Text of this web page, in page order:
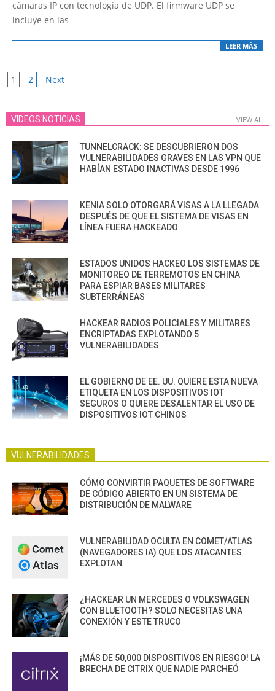
cámaras IP con tecnología de UDP. El firmware UDP se
incluye en las
LEER MÁS
POSTS
1 2 Next
VIDEOS NOTICIAS VIEW ALL
TUNNELCRACK: SE DESCUBRIERON DOS
VULNERABILIDADES GRAVES EN LAS VPN QUE
HABÍAN ESTADO INACTIVAS DESDE 1996
KENIA SOLO OTORGARÁ VISAS A LA LLEGADA
DESPUÉS DE QUE EL SISTEMA DE VISAS EN
LÍNEA FUERA HACKEADO
ESTADOS UNIDOS HACKEO LOS SISTEMAS DE
MONITOREO DE TERREMOTOS EN CHINA
PARA ESPIAR BASES MILITARES
SUBTERRÁNEAS
HACKEAR RADIOS POLICIALES Y MILITARES
ENCRIPTADAS EXPLOTANDO 5
VULNERABILIDADES
EL GOBIERNO DE EE. UU. QUIERE ESTA NUEVA
ETIQUETA EN LOS DISPOSITIVOS IOT
SEGUROS O QUIERE DESALENTAR EL USO DE
DISPOSITIVOS IOT CHINOS
VULNERABILIDADES
CÓMO CONVIRTIR PAQUETES DE SOFTWARE
DE CÓDIGO ABIERTO EN UN SISTEMA DE
DISTRIBUCIÓN DE MALWARE
VULNERABILIDAD OCULTA EN COMET/ATLAS
(NAVEGADORES IA) QUE LOS ATACANTES
EXPLOTAN
¿HACKEAR UN MERCEDES O VOLKSWAGEN
CON BLUETOOTH? SOLO NECESITAS UNA
CONEXIÓN Y ESTE TRUCO
¡MÁS DE 50,000 DISPOSITIVOS EN RIESGO! LA
BRECHA DE CITRIX QUE NADIE PARCHEÓ